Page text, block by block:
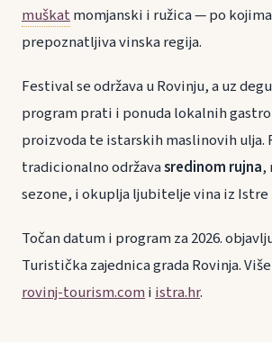
muškatmomjanski i ružica — po
prepoznatljiva vinska regija.
Festival se održava u Rovinju, a uz
program prati i ponuda lokalnih
proizvoda te istarskih maslinovih ulja.
tradicionalno održavasredinom rujna,
sezone, i okuplja ljubitelje vina iz Istre
Točan datum i program za 2026.
Turistička zajednica grada Rovinja.
rovinj-tourism.comiistra.hr.